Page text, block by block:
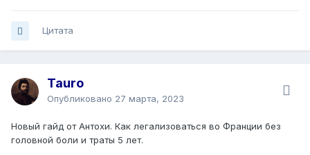
Цитата
Tauro
Опубликовано 27 марта, 2023
Новый гайд от Антохи. Как легализоваться во Франции без
головной боли и траты 5 лет.